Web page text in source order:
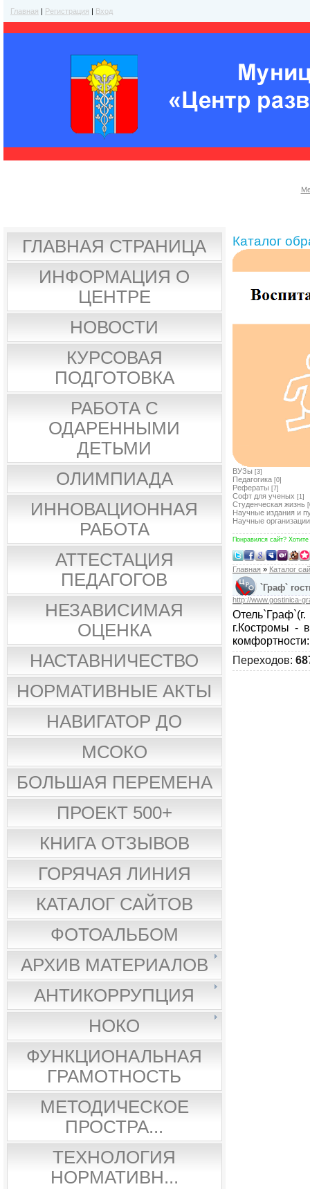
Главная | Регистрация | Вход
ГЛАВНАЯ СТРАНИЦА
ИНФОРМАЦИЯ О
ЦЕНТРЕ
НОВОСТИ
КУРСОВАЯ
ПОДГОТОВКА
РАБОТА С
ОДАРЕННЫМИ
ДЕТЬМИ
ОЛИМПИАДА
ИННОВАЦИОННАЯ
РАБОТА
АТТЕСТАЦИЯ
ПЕДАГОГОВ
НЕЗАВИСИМАЯ
ОЦЕНКА
НАСТАВНИЧЕСТВО
НОРМАТИВНЫЕ АКТЫ
НАВИГАТОР ДО
МСОКО
БОЛЬШАЯ ПЕРЕМЕНА
ПРОЕКТ 500+
КНИГА ОТЗЫВОВ
ГОРЯЧАЯ ЛИНИЯ
КАТАЛОГ САЙТОВ
ФОТОАЛЬБОМ
АРХИВ МАТЕРИАЛОВ
АНТИКОРРУПЦИЯ
НОКО
ФУНКЦИОНАЛЬНАЯ
ГРАМОТНОСТЬ
МЕТОДИЧЕСКОЕ
ПРОСТРА...
ТЕХНОЛОГИЯ
НОРМАТИВН...
Каталог
ВУЗы [3]
Педагогика [0]
Рефераты [7]
Софт для ученых [1]
Студенческая жизнь
Научные издания и
Научные организации
Понравился сайт?
Главная » Каталог
`Граф`
http://www.gostinica-
г.Костромы -
Переходов: